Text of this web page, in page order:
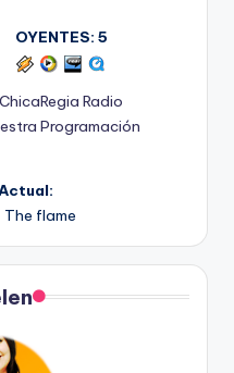
OYENTES: 5
ChicaRegia Radio
Programación
flame